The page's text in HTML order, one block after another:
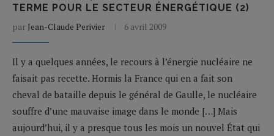
TERME POUR LE SECTEUR ÉNERGÉTIQUE (2)
par Jean-Claude Perivier 6 avril 2009
Il y a quelques années, le recours à l’énergie nucléaire ne
faisait pas recette. Hormis la France qui en a fait son
cheval de bataille depuis le général de Gaulle, le nucléaire
souffre d’une mauvaise image dans le monde […] Mais
aujourd’hui, il y a presque tous les mois un nouvel État qui